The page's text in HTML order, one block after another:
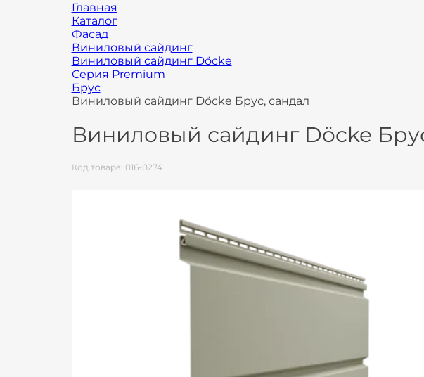
Главная
Каталог
Фасад
Виниловый сайдинг
Виниловый сайдинг Döcke
Серия Premium
Брус
Виниловый сайдинг Döcke Брус, сандал
Виниловый сайдинг Döcke
Код товара: 016-0274